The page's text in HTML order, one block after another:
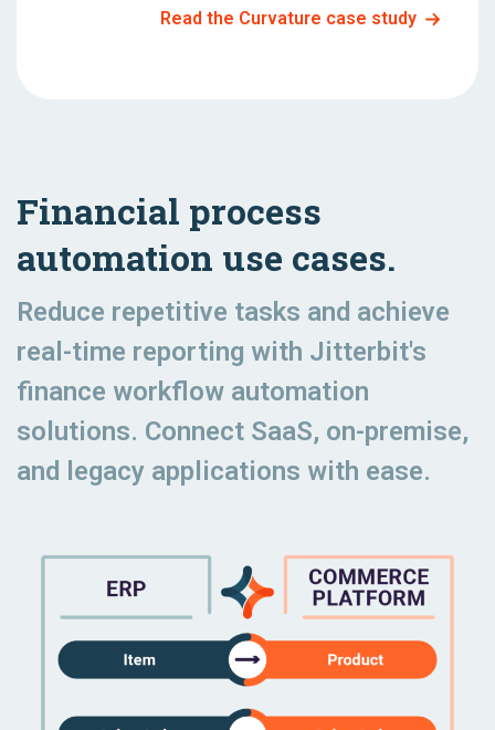
Read the Curvature case study
Financial process
automation use cases.
Reduce repetitive tasks and achieve
real-time reporting with Jitterbit's
finance workflow automation
solutions. Connect SaaS, on-premise,
and legacy applications with ease.